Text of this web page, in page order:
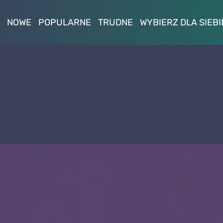
NOWE POPULARNE TRUDNE WYBIERZ DLA